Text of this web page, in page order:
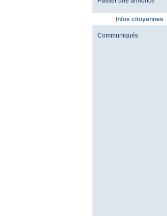
Infos citoyennes
Communiqués